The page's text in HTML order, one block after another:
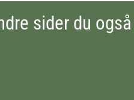
sider du